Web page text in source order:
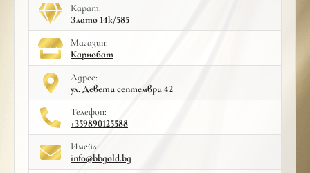
Карат:
Злато 14к/585
Mагазин:
Карнобат
Адрес:
ул. Девети септември 42
Телефон:
+359890125588
Имейл:
info@bbgold.bg